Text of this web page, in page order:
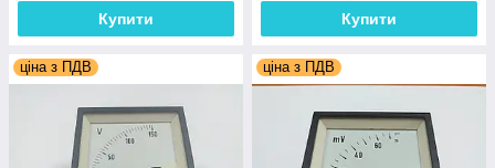
Купити Купити
ціна з ПДВ ціна з ПДВ